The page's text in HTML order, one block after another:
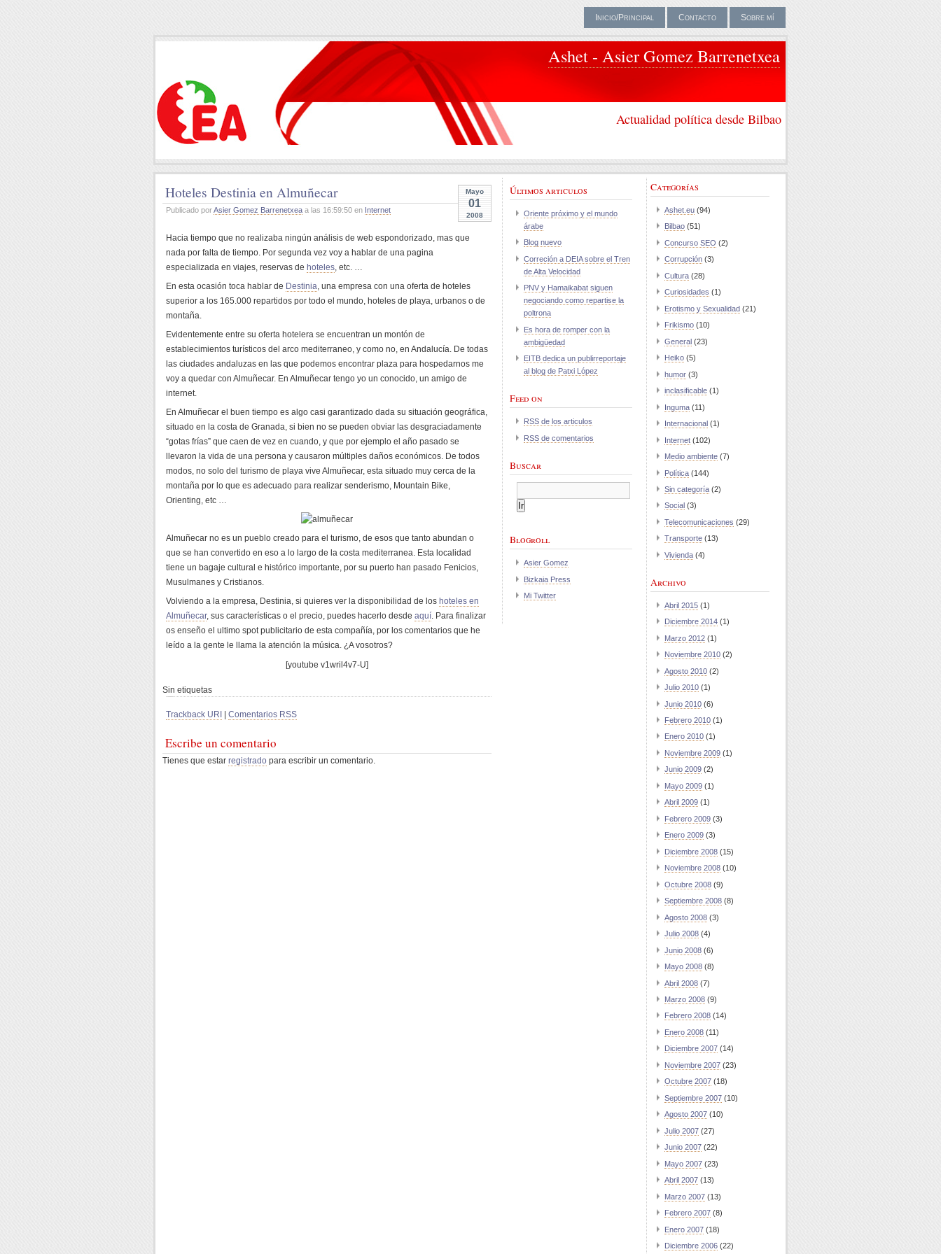
Inicio/Principal Contacto Sobre mí
Ashet - Asier Gomez Barrenetxea
Actualidad política desde Bilbao
Mayo
01
2008
Hoteles Destinia en Almuñecar
Publicado porAsier Gomez Barrenetxea a las 16:59:50 en Internet
Hacia tiempo que no realizaba ningún análisis de web espondorizado, mas que
nada por falta de tiempo. Por segunda vez voy a hablar de una pagina
especializada en viajes, reservas de hoteles, etc. …
En esta ocasión toca hablar de Destinia, una empresa con una oferta de hoteles
superior a los 165.000 repartidos por todo el mundo, hoteles de playa, urbanos o de
montaña.
Evidentemente entre su oferta hotelera se encuentran un montón de
establecimientos turísticos del arco mediterraneo, y como no, en Andalucía. De todas
las ciudades andaluzas en las que podemos encontrar plaza para hospedarnos me
voy a quedar con Almuñecar. En Almuñecar tengo yo un conocido, un amigo de
internet.
En Almuñecar el buen tiempo es algo casi garantizado dada su situación geográfica,
situado en la costa de Granada, si bien no se pueden obviar las desgraciadamente
“gotas frías” que caen de vez en cuando, y que por ejemplo el año pasado se
llevaron la vida de una persona y causaron múltiples daños económicos. De todos
modos, no solo del turismo de playa vive Almuñecar, esta situado muy cerca de la
montaña por lo que es adecuado para realizar senderismo, Mountain Bike,
Orienting, etc …
Almuñecar no es un pueblo creado para el turismo, de esos que tanto abundan o
que se han convertido en eso a lo largo de la costa mediterranea. Esta localidad
tiene un bagaje cultural e histórico importante, por su puerto han pasado Fenicios,
Musulmanes y Cristianos.
Volviendo a la empresa, Destinia, si quieres ver la disponibilidad de los hoteles en
Almuñecar, sus características o el precio, puedes hacerlo desde aquí. Para finalizar
os enseño el ultimo spot publicitario de esta compañía, por los comentarios que he
leído a la gente le llama la atención la música. ¿A vosotros?
[youtube v1wril4v7-U]
Sin etiquetas
Trackback URI Comentarios RSS
Escribe un comentario
Tienes que estar registrado para escribir un comentario.
Últimos articulos
Oriente próximo y el mundo
árabe
Blog nuevo
Correción a DEIA sobre el Tren
de Alta Velocidad
PNV y Hamaikabat siguen
negociando como repartise la
poltrona
Es hora de romper con la
ambigüedad
EITB dedica un publirreportaje
al blog de Patxi López
Feed on
RSS de los articulos
RSS de comentarios
Buscar
Blogroll
Asier Gomez
Bizkaia Press
Mi Twitter
Categorías
Ashet.eu (94)
Bilbao (51)
Concurso SEO (2)
Corrupción (3)
Cultura (28)
Curiosidades (1)
Erotismo y Sexualidad (21)
Frikismo (10)
General (23)
Heiko (5)
humor (3)
inclasificable (1)
Inguma (11)
Internacional (1)
Internet (102)
Medio ambiente (7)
Política (144)
Sin categoría (2)
Social (3)
Telecomunicaciones (29)
Transporte (13)
Vivienda (4)
Archivo
Abril 2015 (1)
Diciembre 2014 (1)
Marzo 2012 (1)
Noviembre 2010 (2)
Agosto 2010 (2)
Julio 2010 (1)
Junio 2010 (6)
Febrero 2010 (1)
Enero 2010 (1)
Noviembre 2009 (1)
Junio 2009 (2)
Mayo 2009 (1)
Abril 2009 (1)
Febrero 2009 (3)
Enero 2009 (3)
Diciembre 2008 (15)
Noviembre 2008 (10)
Octubre 2008 (9)
Septiembre 2008 (8)
Agosto 2008 (3)
Julio 2008 (4)
Junio 2008 (6)
Mayo 2008 (8)
Abril 2008 (7)
Marzo 2008 (9)
Febrero 2008 (14)
Enero 2008 (11)
Diciembre 2007 (14)
Noviembre 2007 (23)
Octubre 2007 (18)
Septiembre 2007 (10)
Agosto 2007 (10)
Julio 2007 (27)
Junio 2007 (22)
Mayo 2007 (23)
Abril 2007 (13)
Marzo 2007 (13)
Febrero 2007 (8)
Enero 2007 (18)
Diciembre 2006 (22)